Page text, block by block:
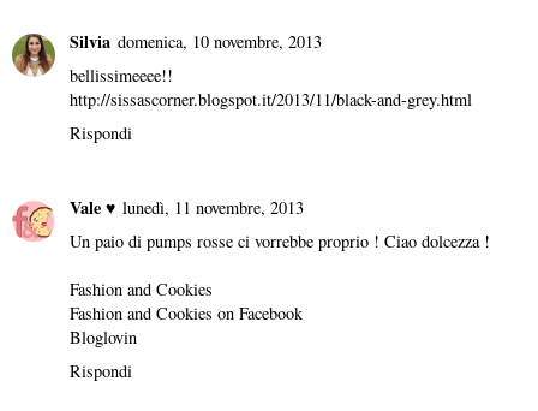
Silvia domenica, 10 novembre, 2013
bellissimeeee!!
http://sissascorner.blogspot.it/2013/11/black-and-grey.html
Rispondi
Vale ♥ lunedì, 11 novembre, 2013
Un paio di pumps rosse ci vorrebbe proprio ! Ciao dolcezza !
Fashion and Cookies
Fashion and Cookies on Facebook
Bloglovin
Rispondi